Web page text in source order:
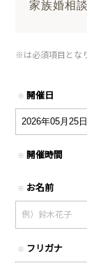
家族婚相
※は必須項目とな
※ 開催日
※ 開催時間
※ お名前
※ フリガナ